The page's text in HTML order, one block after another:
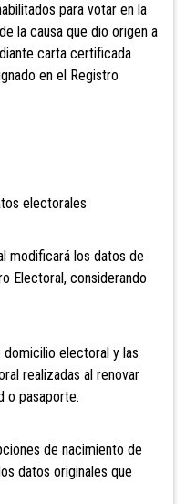
para votar en la
la causa que dio origen a
carta certificada
en el Registro
electorales
modificará los datos de
Electoral, considerando
electoral y las
realizadas al renovar
o pasaporte.
de nacimiento de
datos originales que